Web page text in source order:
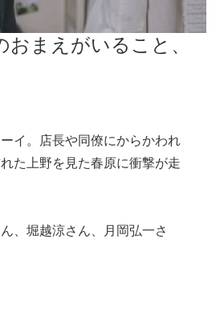
まえがいること、
イ。店長や同僚にからかわれ
た上野を見た春原に衝撃が走
、堀越涼さん、月岡弘一さ